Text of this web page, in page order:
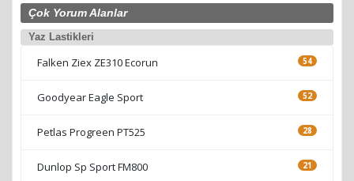
Çok Yorum Alanlar
Yaz Lastikleri
Falken Ziex ZE310 Ecorun 54
Goodyear Eagle Sport 52
Petlas Progreen PT525 28
Dunlop Sp Sport FM800 21